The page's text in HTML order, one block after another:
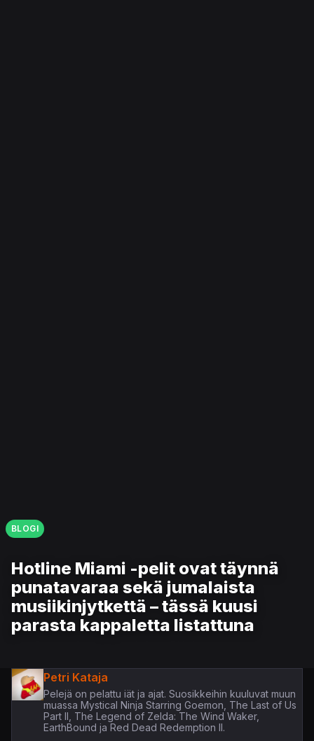
BLOGI
Hotline Miami -pelit ovat täynnä
punatavaraa sekä jumalaista
musiikinjytkettä – tässä kuusi
parasta kappaletta listattuna
Petri Kataja
Pelejä on pelattu iät ja ajat. Suosikkeihin kuuluvat muun
muassa Mystical Ninja Starring Goemon, The Last of Us
Part II, The Legend of Zelda: The Wind Waker,
EarthBound ja Red Dead Redemption II.